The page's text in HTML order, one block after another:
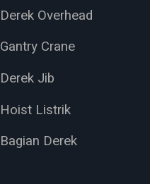
Derek Overhead
Gantry Crane
Derek Jib
Hoist Listrik
Bagian Derek